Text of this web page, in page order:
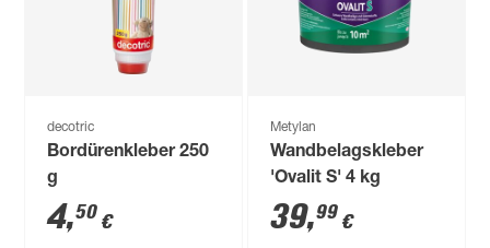
decotric
Bordürenkleber 250
g
4,50 €
Metylan
Wandbelagskleber
'Ovalit S' 4 kg
39,99 €